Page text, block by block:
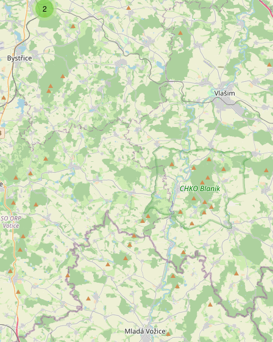
2